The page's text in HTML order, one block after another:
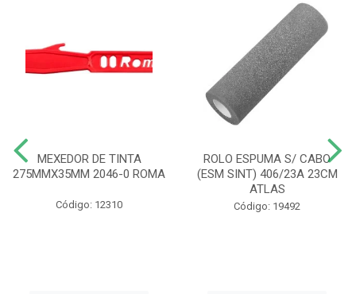
MEXEDOR DE TINTA
275MMX35MM 2046-0 ROMA
Código: 12310
ROLO ESPUMA S/ CABO
(ESM SINT) 406/23A 23CM
ATLAS
Código: 19492